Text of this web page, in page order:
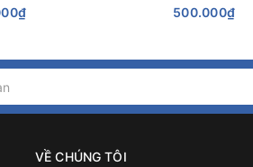
Đặc AF-05 ở đâu?
dung dịch đặc AF-05 trên thị trường.
tin về các nhà cung cấp máy trên các
500.000₫
VỀ CHÚNG TÔI